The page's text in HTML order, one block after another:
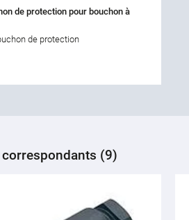
de protection pour bouchon à
de protection
(9)